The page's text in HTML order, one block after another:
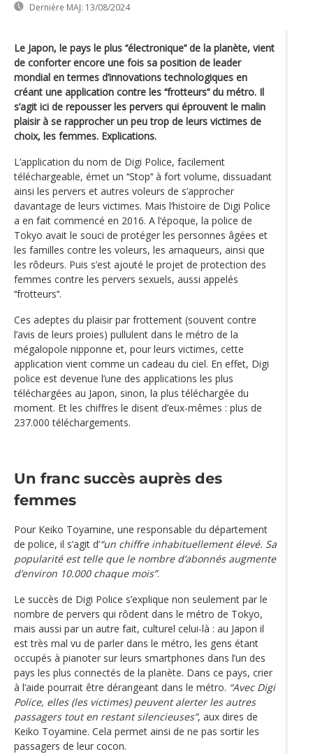
Dernière MAJ: 13/08/2024
Le Japon, le pays le plus ‘‘électronique’‘ de la planète, vient
de conforter encore une fois sa position de leader
mondial en termes d’innovations technologiques en
créant une application contre les ‘‘frotteurs’‘ du métro. Il
s’agit ici de repousser les pervers qui éprouvent le malin
plaisir à se rapprocher un peu trop de leurs victimes de
choix, les femmes. Explications.
L’application du nom de Digi Police, facilement
téléchargeable, émet un ‘‘Stop’‘ à fort volume, dissuadant
ainsi les pervers et autres voleurs de s’approcher
davantage de leurs victimes. Mais l’histoire de Digi Police
a en fait commencé en 2016. A l‘époque, la police de
Tokyo avait le souci de protéger les personnes âgées et
les familles contre les voleurs, les arnaqueurs, ainsi que
les rôdeurs. Puis s’est ajouté le projet de protection des
femmes contre les pervers sexuels, aussi appelés
‘‘frotteurs’‘.
Ces adeptes du plaisir par frottement (souvent contre
l’avis de leurs proies) pullulent dans le métro de la
mégalopole nipponne et, pour leurs victimes, cette
application vient comme un cadeau du ciel. En effet, Digi
police est devenue l’une des applications les plus
téléchargées au Japon, sinon, la plus téléchargée du
moment. Et les chiffres le disent d’eux-mêmes : plus de
237.000 téléchargements.
Un franc succès auprès des
femmes
Pour Keiko Toyamine, une responsable du département
de police, il s’agit d’“un chiffre inhabituellement élevé. Sa
popularité est telle que le nombre d’abonnés augmente
d’environ 10.000 chaque mois”.
Le succès de Digi Police s’explique non seulement par le
nombre de pervers qui rôdent dans le métro de Tokyo,
mais aussi par un autre fait, culturel celui-là : au Japon il
est très mal vu de parler dans le métro, les gens étant
occupés à pianoter sur leurs smartphones dans l’un des
pays les plus connectés de la planète. Dans ce pays, crier
à l’aide pourrait être dérangeant dans le métro. “Avec Digi
Police, elles (les victimes) peuvent alerter les autres
passagers tout en restant silencieuses”, aux dires de
Keiko Toyamine. Cela permet ainsi de ne pas sortir les
passagers de leur cocon.